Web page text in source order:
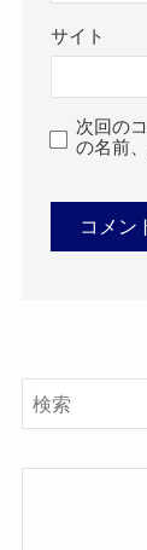
サイト
次回の
の名前